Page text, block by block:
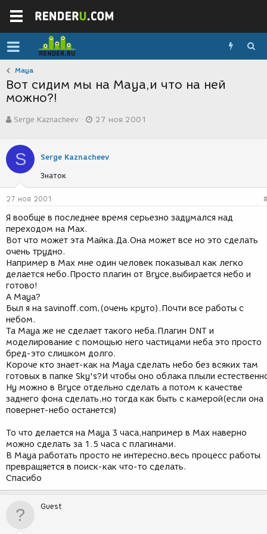
Maya
Вот сидим мы на Maya,и что на ней
можно?!
в
о
р
т
е
м
ы
Serge Kaznacheev
а
с
д
и
27 ноя 2001
S Serge Kaznacheev
Знаток
27 ноя 2001
Я вообще в последнее время серьезно задумался над
переходом на Max.
Вот что может эта Майка.Да.Она может все но это сделать
очень трудно.
Например в Max мне один человек показывал как легко
делается небо.Просто плагин от Bryce,выбирается небо и
готово!
А Maya?
Был я на savinoff.com,(очень круто).Почти все работы с
небом.
Та Maya же не сделает такого неба.Плагин DNT и
моделирование с помощью него частицами неба это просто
бред-это слишком долго.
Короче кто знает-как на Maya сделать небо без всяких там
готовых в папке Sky's?И чтобы оно облака плыли
Ну можно в Bryce отдельно сделать а потом к качестве
заднего фона сделать,но тогда как быть с камерой(если она
повернет-небо останется)
То что делается на Maya 3 часа,например в Max наверно
можно сделать за 1.5 часа с плагинами.
В Maya работать просто не интересно,весь процесс работы
превращяется в поиск-как что-то сделать.
Спасибо
Guest